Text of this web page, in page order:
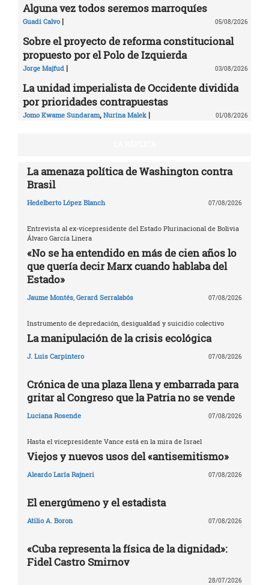
Alguna vez todos seremos marroquíes
Guadi Calvo | 05/08/2026
Sobre el proyecto de reforma constitucional
propuesto por el Polo de Izquierda
Jorge Majfud | 03/08/2026
La unidad imperialista de Occidente dividida
por prioridades contrapuestas
Jomo Kwame Sundaram, Nurina Malek | 01/08/2026
La amenaza política de Washington contra
Brasil
Hedelberto López Blanch 07/08/2026
Entrevista al ex-vicepresidente del Estado Plurinacional de Bolivia
Álvaro García Linera
«No se ha entendido en más de cien años lo
que quería decir Marx cuando hablaba del
Estado»
Jaume Montés, Gerard Serralabós 07/08/2026
Instrumento de depredación, desigualdad y suicidio colectivo
La manipulación de la crisis ecológica
J. Luis Carpintero 07/08/2026
Crónica de una plaza llena y embarrada para
gritar al Congreso que la Patria no se vende
Luciana Rosende 07/08/2026
Hasta el vicepresidente Vance está en la mira de Israel
Viejos y nuevos usos del «antisemitismo»
Aleardo Laría Rajneri 07/08/2026
El energúmeno y el estadista
Atilio A. Boron 07/08/2026
«Cuba representa la física de la dignidad»:
Fidel Castro Smirnov
28/07/2026